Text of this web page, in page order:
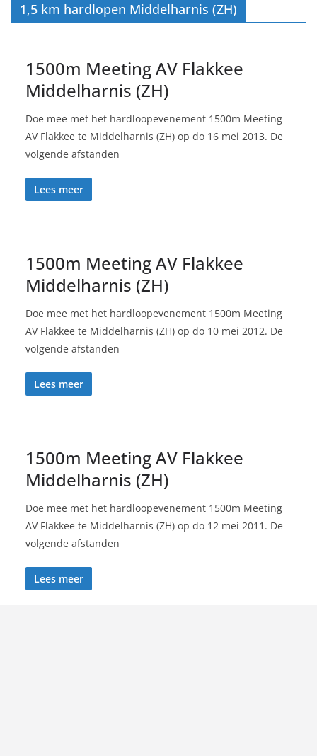
1,5 km hardlopen Middelharnis (ZH)
1500m Meeting AV Flakkee
Middelharnis (ZH)
Doe mee met het hardloopevenement 1500m Meeting
AV Flakkee te Middelharnis (ZH) op do 16 mei 2013. De
volgende afstanden
Lees meer
1500m Meeting AV Flakkee
Middelharnis (ZH)
Doe mee met het hardloopevenement 1500m Meeting
AV Flakkee te Middelharnis (ZH) op do 10 mei 2012. De
volgende afstanden
Lees meer
1500m Meeting AV Flakkee
Middelharnis (ZH)
Doe mee met het hardloopevenement 1500m Meeting
AV Flakkee te Middelharnis (ZH) op do 12 mei 2011. De
volgende afstanden
Lees meer